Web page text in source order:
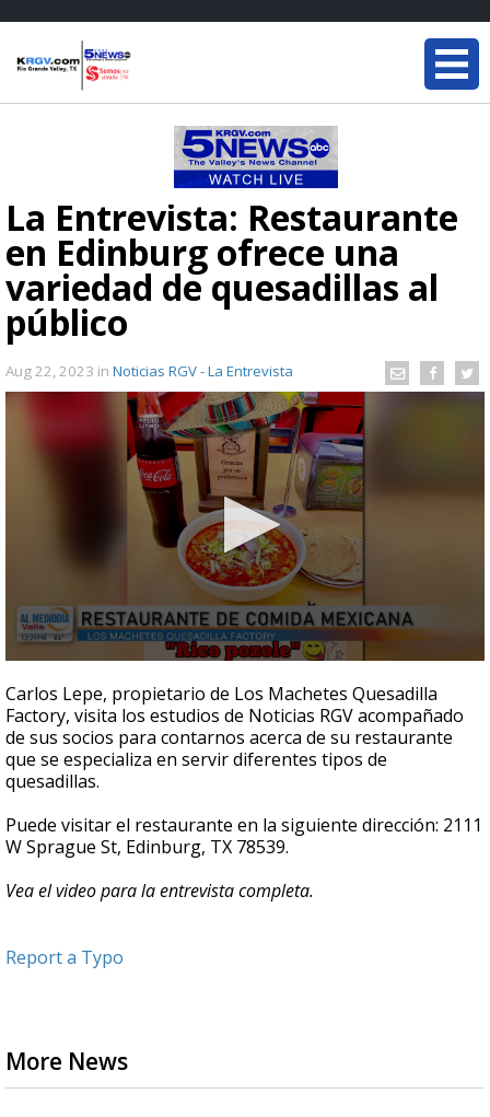
La Entrevista: Restaurante
en Edinburg ofrece una
variedad de quesadillas al
público
Aug 22, 2023 in Noticias RGV - La Entrevista
seconds
of
5
minutes,
38
seconds
Carlos Lepe, propietario de Los Machetes Quesadilla
Factory, visita los estudios de Noticias RGV acompañado
de sus socios para contarnos acerca de su restaurante
que se especializa en servir diferentes tipos de
quesadillas.
Puede visitar el restaurante en la siguiente dirección: 2111
W Sprague St, Edinburg, TX 78539.
Vea el video para la entrevista completa.
Report a Typo
More News